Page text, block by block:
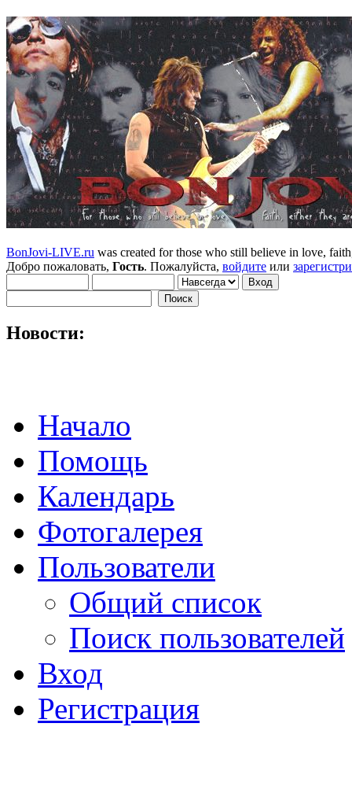
BonJovi-LIVE.ru was created for those who still believe in love,
Добро пожаловать, Гость. Пожалуйста, войдите или
Новости:
Начало
Помощь
Календарь
Фотогалерея
Пользователи
Общий список
Поиск пользователей
Вход
Регистрация